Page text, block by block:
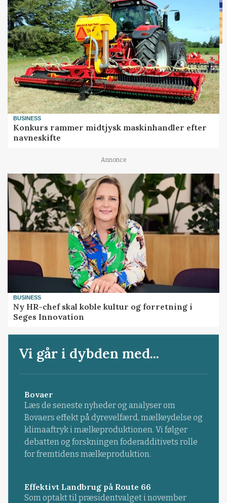
BUSINESS
Konkurs rammer midtjysk maskinhandler efter
navneskifte
Annonce
BUSINESS
Ny HR-chef skal koble kultur og forretning i
Seges Innovation
Vi går i dybden med...
Bovaer
Læs de seneste nyheder og analyser om
Bovaers effekt på dyrevelfærd, mælkeydelse og
klimaaftryk i mælkeproduktionen. Vi følger
debatten og forskningen foderadditivets rolle
for fremtidens mælkeproduktion.
Effektivt Landbrug på Route 66
Som optakt til præsidentvalget i november